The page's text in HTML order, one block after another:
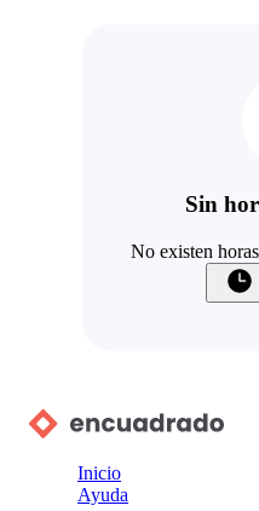
Sin
No existen
Inicio
Ayuda